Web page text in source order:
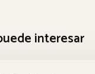
interesar